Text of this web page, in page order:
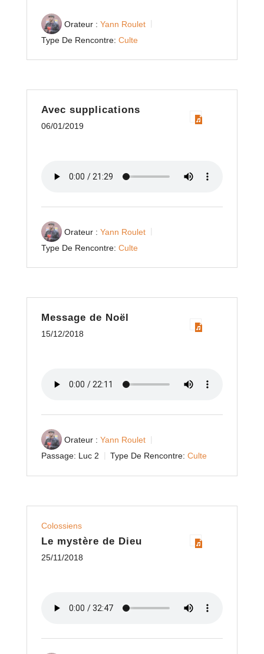
Orateur : Yann Roulet
Type De Rencontre: Culte
Avec supplications
06/01/2019
Orateur : Yann Roulet
Type De Rencontre: Culte
Message de Noël
15/12/2018
Orateur : Yann Roulet
Passage: Luc 2 Type De Rencontre: Culte
Colossiens
Le mystère de Dieu
25/11/2018